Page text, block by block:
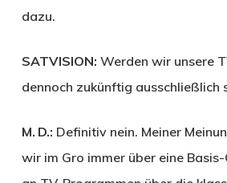
dazu.
SATVISION: Werden wir unsere
dennoch zukünftig ausschließlich
M. D.: Definitiv nein. Meiner
wir im Gro immer über eine